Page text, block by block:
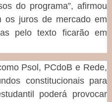
do programa”, afirmou
os juros de mercado em
pelo texto ficarão em
Psol, PCdoB e Rede,
constitucionais para
poderá provocar